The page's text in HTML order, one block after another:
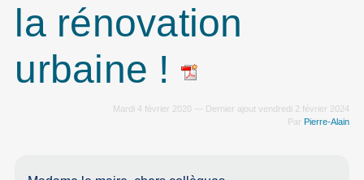
la rénovation
urbaine !
Mardi 4 février 2020 — Dernier ajout vendredi 2 février 2024
Par Pierre-Alain